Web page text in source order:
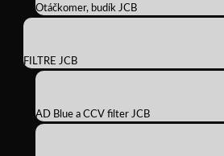
Otáčkomer, budík JCB
FILTRE JCB
AD Blue a CCV filter JCB